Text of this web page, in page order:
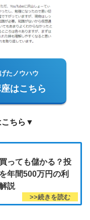
たノウハウ
はこちら
こちら▼
っても儲かる？投
年間500万円の利
説